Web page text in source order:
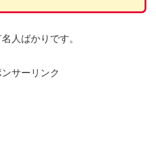
人ばかりです。
ンサーリンク